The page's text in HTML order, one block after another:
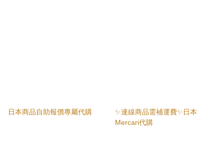
日本商品自助報價專屬代購
✨連線商品需補運費✨日本
Mercari代購